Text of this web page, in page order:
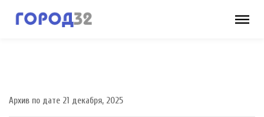
Архив по дате 21 декабря, 2025